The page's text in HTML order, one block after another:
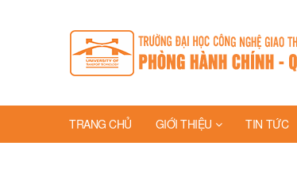
TRANG CHỦ GIỚI THIỆU TIN TỨC